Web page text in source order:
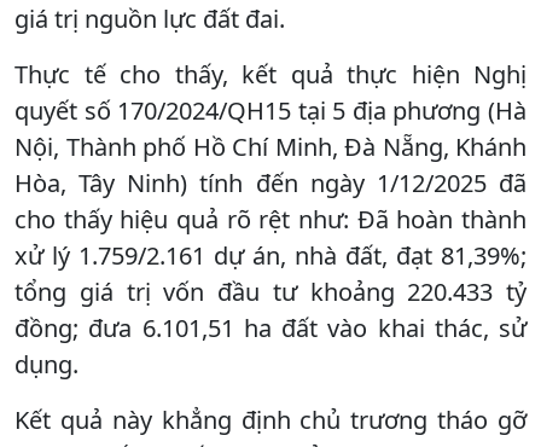
giá trị nguồn lực đất đai.
Thực tế cho thấy, kết quả thực hiện Nghị
quyết số 170/2024/QH15 tại 5 địa phương (Hà
Nội, Thành phố Hồ Chí Minh, Đà Nẵng, Khánh
Hòa, Tây Ninh) tính đến ngày 1/12/2025 đã
cho thấy hiệu quả rõ rệt như: Đã hoàn thành
xử lý 1.759/2.161 dự án, nhà đất, đạt 81,39%;
tổng giá trị vốn đầu tư khoảng 220.433 tỷ
đồng; đưa 6.101,51 ha đất vào khai thác, sử
dụng.
Kết quả này khẳng định chủ trương tháo gỡ